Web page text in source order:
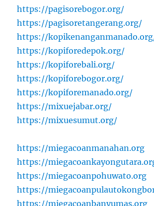
https://pagisorebogor.org/
https://pagisoretangerang.org/
https://
https://kopiforedepok.org/
https://kopiforebali.org/
https://kopiforebogor.org/
https://kopiforemanado.org/
https://mixuejabar.org/
https://mixuesumut.org/
https://miegacoanmanahan.org
https://
https://miegacoanpohuwato.org
https://
https://miegacoanbanyumas.org